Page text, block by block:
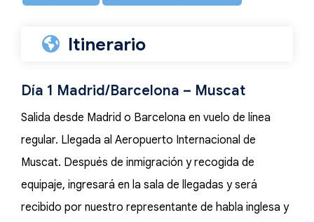
Itinerario
Día 1 Madrid/Barcelona – Muscat
Salida desde Madrid o Barcelona en vuelo de línea
regular. Llegada al Aeropuerto Internacional de
Muscat. Después de inmigración y recogida de
equipaje, ingresará en la sala de llegadas y será
recibido por nuestro representante de habla inglesa y